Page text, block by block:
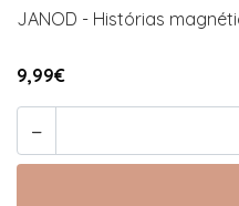
JANOD - Histórias
9,99€
-